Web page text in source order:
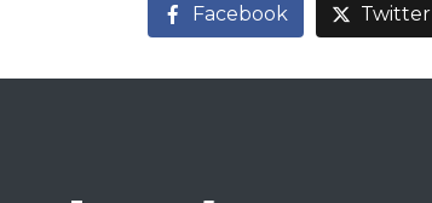
Facebook Twitter